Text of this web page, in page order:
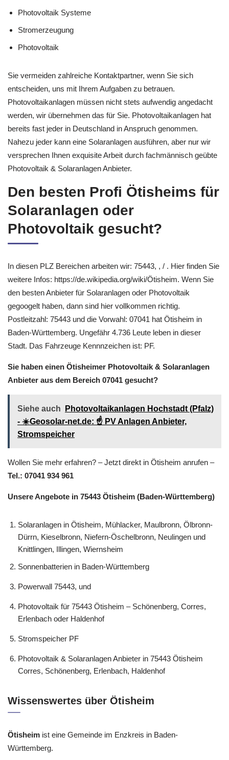
Photovoltaik Systeme
Stromerzeugung
Photovoltaik
Sie vermeiden zahlreiche Kontaktpartner, wenn Sie sich
entscheiden, uns mit Ihrem Aufgaben zu betrauen.
Photovoltaikanlagen müssen nicht stets aufwendig angedacht
werden, wir übernehmen das für Sie. Photovoltaikanlagen hat
bereits fast jeder in Deutschland in Anspruch genommen.
Nahezu jeder kann eine Solaranlagen ausführen, aber nur wir
versprechen Ihnen exquisite Arbeit durch fachmännisch geübte
Photovoltaik & Solaranlagen Anbieter.
Den besten Profi Ötisheims für
Solaranlagen oder
Photovoltaik gesucht?
In diesen PLZ Bereichen arbeiten wir: 75443, , / . Hier finden Sie
weitere Infos: https://de.wikipedia.org/wiki/Ötisheim. Wenn Sie
den besten Anbieter für Solaranlagen oder Photovoltaik
gegoogelt haben, dann sind hier vollkommen richtig.
Postleitzahl: 75443 und die Vorwahl: 07041 hat Ötisheim in
Baden-Württemberg. Ungefähr 4.736 Leute leben in dieser
Stadt. Das Fahrzeuge Kennnzeichen ist: PF.
Sie haben einen Ötisheimer Photovoltaik & Solaranlagen
Anbieter aus dem Bereich 07041 gesucht?
Siehe auch
Photovoltaikanlagen Hochstadt (Pfalz)
- ☀️Geosolar-net.de: ☝️ PV Anlagen Anbieter,
Stromspeicher
Wollen Sie mehr erfahren? – Jetzt direkt in Ötisheim anrufen –
Tel.: 07041 934 961
Unsere Angebote in 75443 Ötisheim (Baden-Württemberg)
Solaranlagen in Ötisheim, Mühlacker, Maulbronn, Ölbronn-
Dürrn, Kieselbronn, Niefern-Öschelbronn, Neulingen und
Knittlingen, Illingen, Wiernsheim
Sonnenbatterien in Baden-Württemberg
Powerwall 75443, und
Photovoltaik für 75443 Ötisheim – Schönenberg, Corres,
Erlenbach oder Haldenhof
Stromspeicher PF
Photovoltaik & Solaranlagen Anbieter in 75443 Ötisheim
Corres, Schönenberg, Erlenbach, Haldenhof
Wissenswertes über Ötisheim
Ötisheim ist eine Gemeinde im Enzkreis in Baden-
Württemberg.